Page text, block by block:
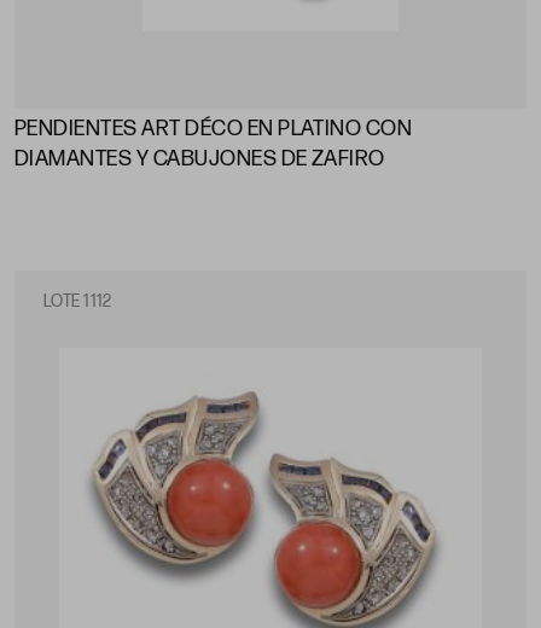
PENDIENTES ART DÉCO EN PLATINO CON
DIAMANTES Y CABUJONES DE ZAFIRO
LOTE 1112